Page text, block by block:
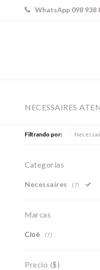
WhatsApp 098 938
NECESSAIRES
Filtrando por:
Categorías
Necessaires (7)
Marcas
Cloé (7)
Precio ($)